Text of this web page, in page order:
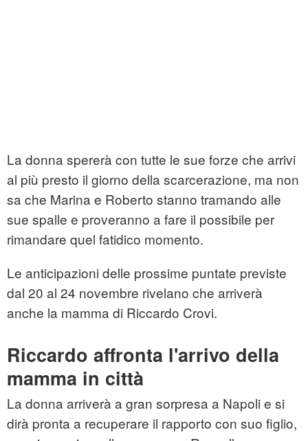
La donna spererà con tutte le sue forze che arrivi
al più presto il giorno della scarcerazione, ma non
sa che Marina e Roberto stanno tramando alle
sue spalle e proveranno a fare il possibile per
rimandare quel fatidico momento.
Le anticipazioni delle prossime puntate previste
dal 20 al 24 novembre rivelano che arriverà
anche la mamma di Riccardo Crovi.
Riccardo affronta l'arrivo della
mamma in città
La donna arriverà a gran sorpresa a Napoli e si
dirà pronta a recuperare il rapporto con suo figlio,